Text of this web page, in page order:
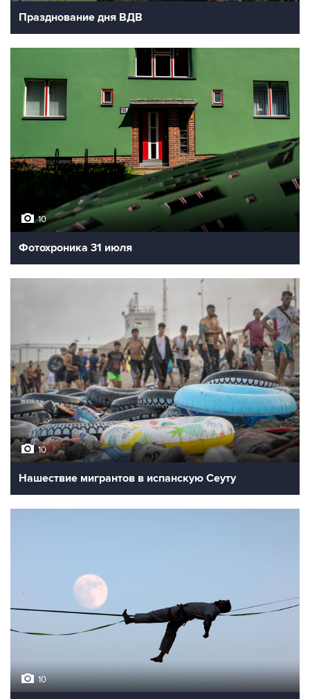
Празднование дня ВДВ
10
Фотохроника 31 июля
10
Нашествие мигрантов в испанскую Сеуту
10